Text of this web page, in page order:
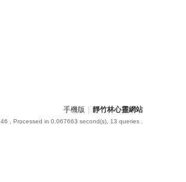
手機版 靜竹林心靈網站
, Processed in 0.067663 second(s), 13 queries .